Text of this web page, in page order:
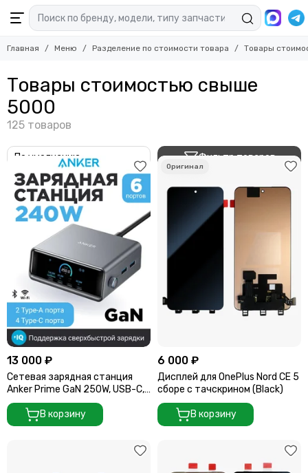
Главная Меню Разделение по стоимости товара Товары
Товары стоимостью свыше
5000
Фильтр товаров
13 000 ₽
Сетевая зарядная станция
Anker Prime GaN 250W, USB-C,
ультрабыстрая 6-портовая
зарядная станция Серая
В корзину
6 000 ₽
Дисплей для OnePlus Nord CE 5
сборе с тачскрином (Black)
В корзину